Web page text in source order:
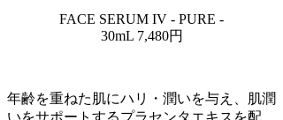
FACE SERUM IV - PURE -
30mL 7,480円
年齢を重ねた肌にハリ・潤いを与え、肌潤
いをサポートするプラセンタエキスを配